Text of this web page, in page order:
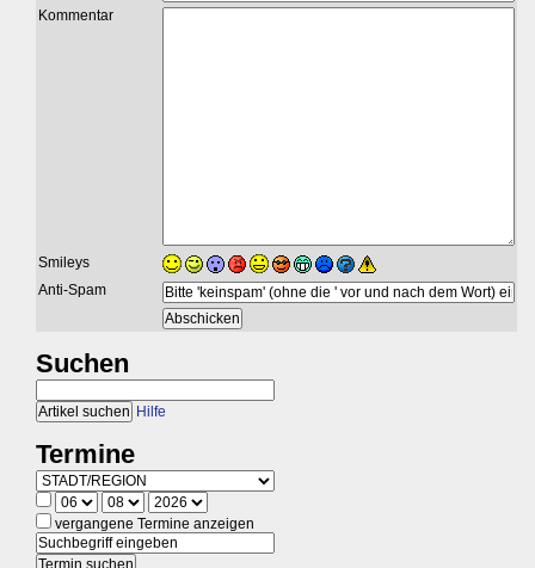
Kommentar
Smileys
Anti-Spam
Suchen
Hilfe
Termine
vergangene Termine anzeigen